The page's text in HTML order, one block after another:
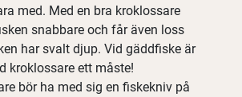
med. Med en bra kroklossare
snabbare och får även loss
har svalt djup. Vid gäddfiske är
kroklossare ett måste!
bör ha med sig en fiskekniv på